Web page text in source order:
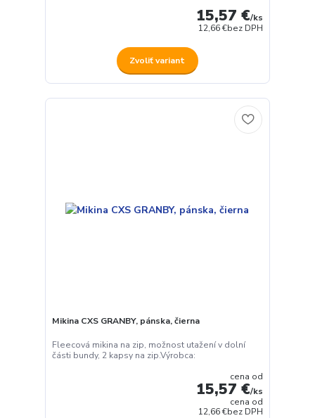
15,57 €/ks
12,66 €bez DPH
Zvoliť variant
Mikina CXS GRANBY, pánska, čierna
Fleecová mikina na zip, možnost utažení v dolní
části bundy, 2 kapsy na zip.Výrobca:
cena od
15,57 €/ks
cena od
12,66 €bez DPH